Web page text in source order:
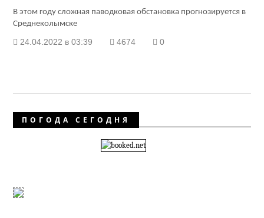
В этом году сложная паводковая обстановка прогнозируется в
Среднеколымске
24.04.2022 в 03:39 4674 0
ПОГОДА СЕГОДНЯ